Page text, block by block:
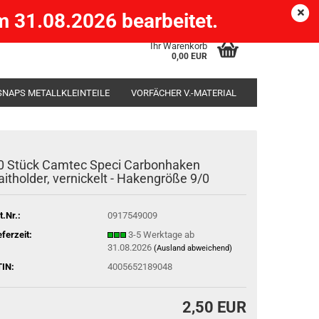
) Kundenlogin
Ihr Warenkorb
0,00 EUR
31.08.2026 bearbeitet.
METALLKLEINTEILE VORFÄCHER V.-MATERIAL
Stück Camtec Speci Carbonhaken
vernickelt - Hakengröße 9/0
0917549009
3-5 Werktage ab
31.08.2026 (Ausland abweichend)
4005652189048
2,50 EUR